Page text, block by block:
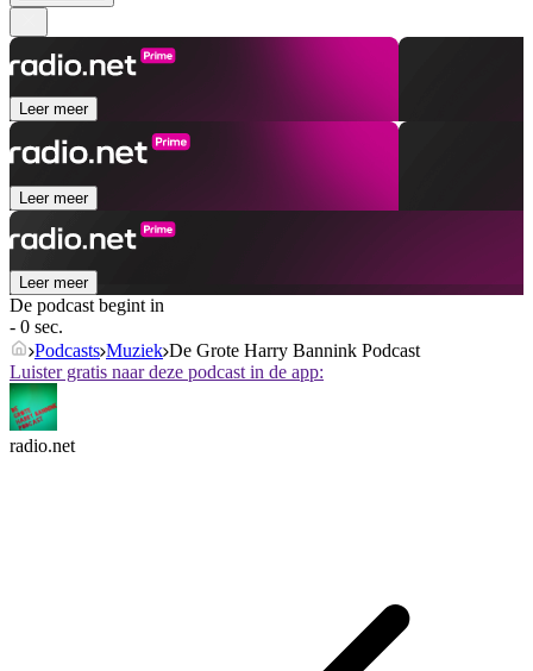
Leer meer
Leer meer
Leer meer
De podcast begint in
- 0 sec.
Podcasts Muziek De Grote Harry Bannink Podcast
Luister gratis naar deze podcast in de app:
radio.net